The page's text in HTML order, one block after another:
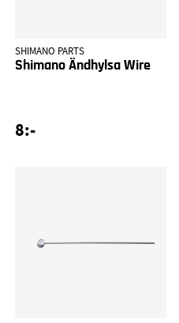
SHIMANO PARTS
Shimano Ändhylsa Wire
8:-